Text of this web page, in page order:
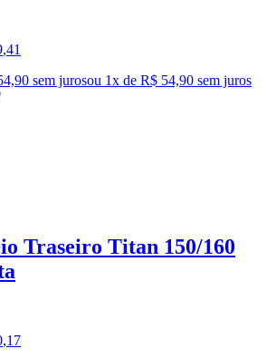
,41
sem jurosou 1x de R$ 54,90 sem juros
Traseiro Titan 150/160
,17